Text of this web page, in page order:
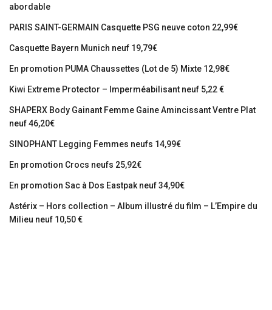
abordable
PARIS SAINT-GERMAIN Casquette PSG neuve coton 22,99€
Casquette Bayern Munich neuf 19,79€
En promotion PUMA Chaussettes (Lot de 5) Mixte 12,98€
Kiwi Extreme Protector – Imperméabilisant neuf 5,22 €
SHAPERX Body Gainant Femme Gaine Amincissant Ventre Plat
neuf 46,20€
SINOPHANT Legging Femmes neufs 14,99€
En promotion Crocs neufs 25,92€
En promotion Sac à Dos Eastpak neuf 34,90€
Astérix – Hors collection – Album illustré du film – L’Empire du
Milieu neuf 10,50 €